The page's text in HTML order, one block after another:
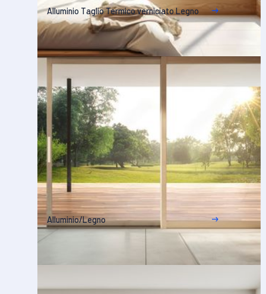
Alluminio Taglio Termico verniciato Legno
Alluminio/Legno